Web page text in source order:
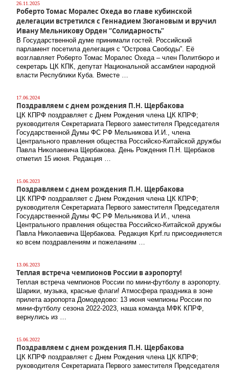
26.11.2025
Роберто Томас Моралес Охеда во главе кубинской
делегации встретился с Геннадием Зюгановым и вручил
Ивану Мельникову Орден “Солидарность”
В Государственной думе принимали гостей. Российский
парламент посетила делегация с “Острова Свободы”. Её
возглавляет Роберто Томас Моралес Охеда – член Политбюро и
секретарь ЦК КПК, депутат Национальной ассамблеи народной
власти Республики Куба. Вместе …
17.06.2024
Поздравляем с днем рождения П.Н. Щербакова
ЦК КПРФ поздравляет с Днем Рождения члена ЦК КПРФ;
руководителя Секретариата Первого заместителя Председателя
Государственной Думы ФС РФ Мельникова И.И., члена
Центрального правления общества Российско-Китайской дружбы
Павла Николаевича Щербакова. День Рождения П.Н. Щербаков
отметил 15 июня. Редакция …
15.06.2023
Поздравляем с днем рождения П.Н. Щербакова
ЦК КПРФ поздравляет с Днем Рождения члена ЦК КПРФ;
руководителя Секретариата Первого заместителя Председателя
Государственной Думы ФС РФ Мельникова И.И., члена
Центрального правления общества Российско-Китайской дружбы
Павла Николаевича Щербакова. Редакция Kprf.ru присоединяется
ко всем поздравлениям и пожеланиям …
13.06.2023
Теплая встреча чемпионов России в аэропорту!
Теплая встреча чемпионов России по мини-футболу в аэропорту.
Шарики, музыка, красные флаги! Атмосфера праздника в зоне
прилета аэропорта Домодедово: 13 июня чемпионы России по
мини-футболу сезона 2022-2023, наша команда МФК КПРФ,
вернулись из …
15.06.2022
Поздравляем с днем рождения П.Н. Щербакова
ЦК КПРФ поздравляет с Днем Рождения члена ЦК КПРФ;
руководителя Секретариата Первого заместителя Председателя